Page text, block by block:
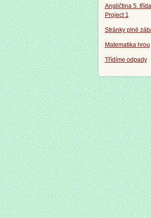
Angličtina 5.
Project 1
Stránky plné
Matematika hrou
Třídíme odpady